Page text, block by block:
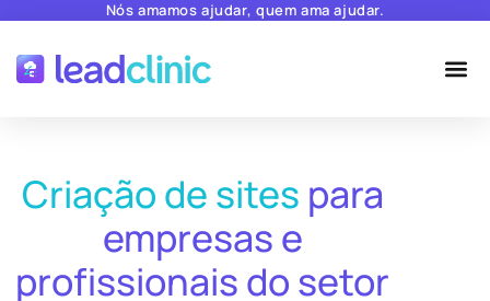
Nós amamos ajudar, quem ama ajudar.
Criação de sites para
empresas e
profissionais do setor